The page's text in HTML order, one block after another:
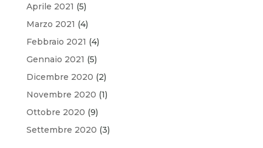
Aprile 2021 (5)
Marzo 2021 (4)
Febbraio 2021 (4)
Gennaio 2021 (5)
Dicembre 2020 (2)
Novembre 2020 (1)
Ottobre 2020 (9)
Settembre 2020 (3)